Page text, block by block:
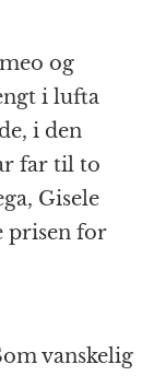
og
i lufta
i den
far til to
Gisele
prisen for
vanskelig